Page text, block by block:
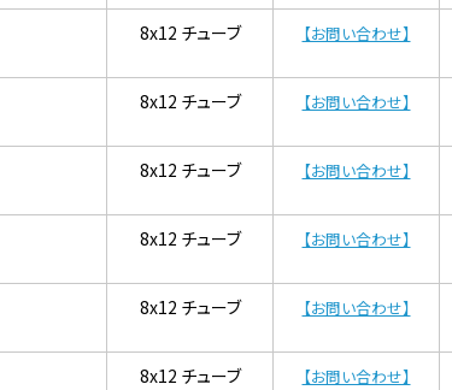
8x12 チューブ 【お問い合わせ】
8x12 チューブ 【お問い合わせ】
8x12 チューブ 【お問い合わせ】
8x12 チューブ 【お問い合わせ】
8x12 チューブ 【お問い合わせ】
8x12 チューブ 【お問い合わせ】